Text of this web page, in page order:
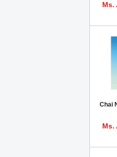
Ms.
Chai
Ms.